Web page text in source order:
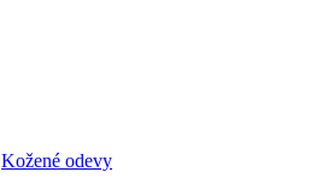
Kožené odevy